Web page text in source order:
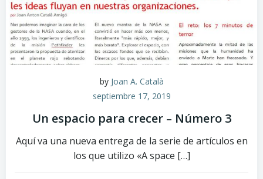
by Joan A. Català
septiembre 17, 2019
Un espacio para crecer – Número 3
Aquí va una nueva entrega de la serie de artículos en
los que utilizo «A space […]